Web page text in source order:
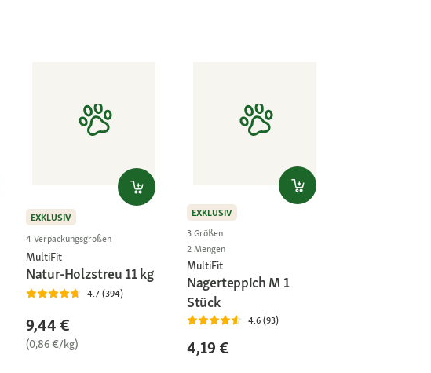
EXKLUSIV
4 Verpackungsgrößen
MultiFit
Natur-Holzstreu 11 kg
4.7 (394)
9,44 €
(0,86 €/kg)
EXKLUSIV
3 Größen
2 Mengen
MultiFit
Nagerteppich M 1
Stück
4.6 (93)
4,19 €